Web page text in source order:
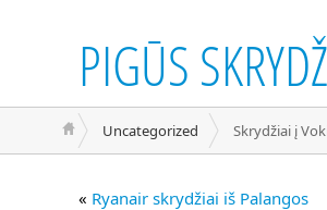
PIGŪS
Uncategorized Skrydžiai į
« Ryanair skrydžiai iš Palangos